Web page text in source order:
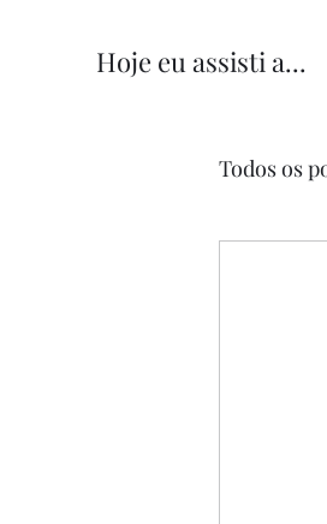
Hoje eu assisti a...
Todos os